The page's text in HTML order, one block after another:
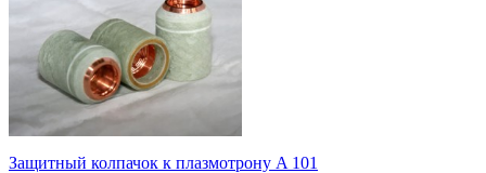
Защитный колпачок к плазмотрону A 101